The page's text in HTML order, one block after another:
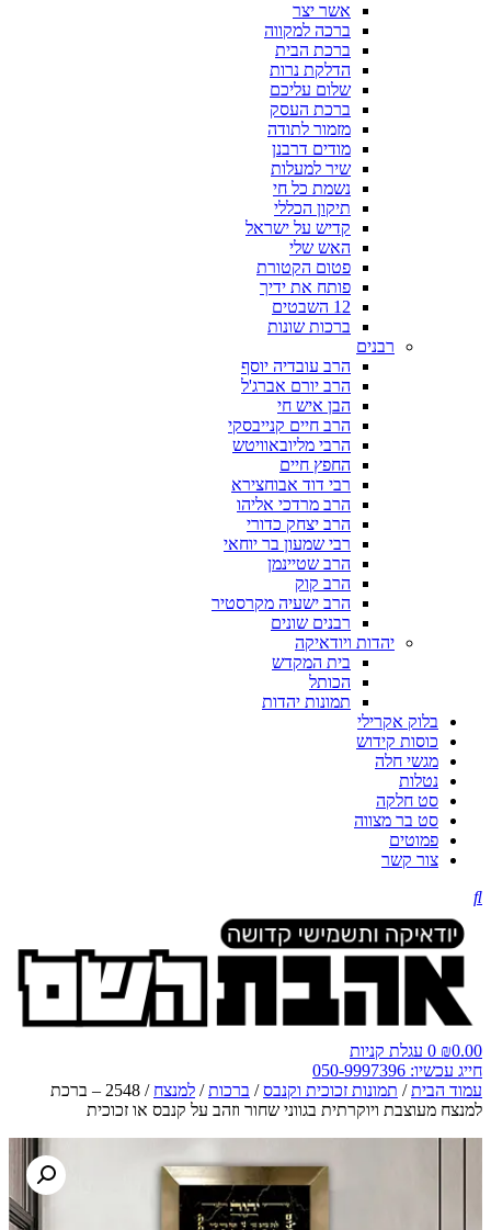
אשר יצר
ברכה למקווה
ברכת הבית
הדלקת נרות
שלום עליכם
ברכת העסק
מזמור לתודה
מודים דרבנן
שיר למעלות
נשמת כל חי
תיקון הכללי
קדיש על ישראל
האש שלי
פטום הקטורת
פותח את ידיך
12 השבטים
ברכות שונות
רבנים
הרב עובדיה יוסף
הרב יורם אברג'ל
הבן איש חי
הרב חיים קנייבסקי
הרבי מליובאוויטש
החפץ חיים
רבי דוד אבוחצירא
הרב מרדכי אליהו
הרב יצחק כדורי
רבי שמעון בר יוחאי
הרב שטיינמן
הרב קוק
הרב ישעיה מקרסטיר
רבנים שונים
יהדות ויודאיקה
בית המקדש
הכותל
תמונות יהדות
בלוק אקרילי
כוסות קידוש
מגשי חלה
נטלות
סט חלקה
סט בר מצווה
פמוטים
צור קשר
₪0.00
0 עגלת קניות
חייג עכשיו: 050-9997396
עמוד הבית/ תמונות זכוכית וקנבס/ ברכות/ למנצח
/ 2548 – ברכת
למנצח מעוצבת ויוקרתית בגווני שחור וזהב על קנבס או זכוכית